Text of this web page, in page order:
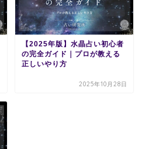
【2025年版】水晶占い初心者
の完全ガイド｜プロが教える
正しいやり方
2025年10月28日